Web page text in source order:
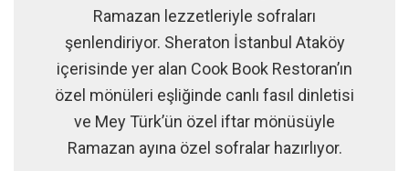
Ramazan lezzetleriyle sofraları
şenlendiriyor. Sheraton İstanbul Ataköy
içerisinde yer alan Cook Book Restoran’ın
özel mönüleri eşliğinde canlı fasıl dinletisi
ve Mey Türk’ün özel iftar mönüsüyle
Ramazan ayına özel sofralar hazırlıyor.